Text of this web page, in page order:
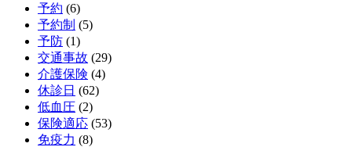
予約 (6)
予約制 (5)
予防 (1)
交通事故 (29)
介護保険 (4)
休診日 (62)
低血圧 (2)
保険適応 (53)
免疫力 (8)